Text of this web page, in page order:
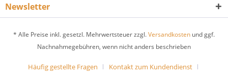
Newsletter
* Alle Preise inkl. gesetzl. Mehrwertsteuer zzgl.Versandkosten und ggf.
Nachnahmegebühren, wenn nicht anders beschrieben
Häufig gestellte Fragen
Kontakt zum Kundendienst